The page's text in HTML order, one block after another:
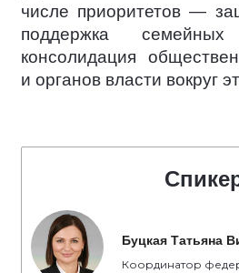
числе приоритетов —
поддержка
консолидация
и органов власти вокруг
Буцкая Татьяна
Координатор